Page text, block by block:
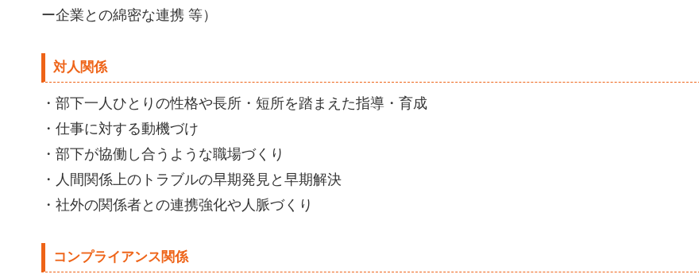
ー企業との綿密な連携 等）
対人関係
・部下一人ひとりの性格や長所・短所を踏まえた指導・育成
・仕事に対する動機づけ
・部下が協働し合うような職場づくり
・人間関係上のトラブルの早期発見と早期解決
・社外の関係者との連携強化や人脈づくり
コンプライアンス関係